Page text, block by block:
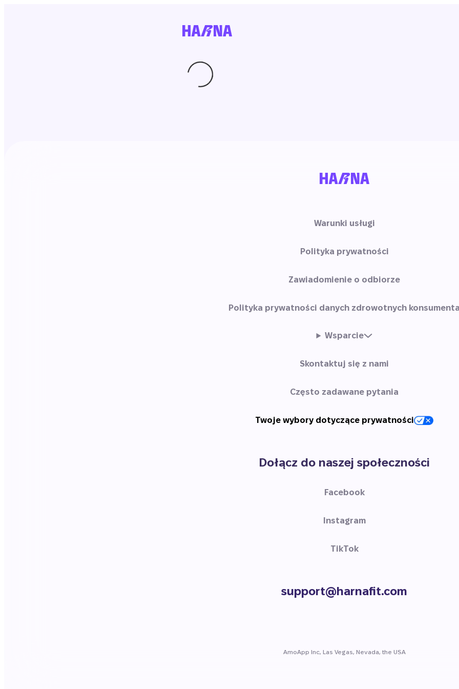
Warunki usługi
Polityka prywatności
Zawiadomienie o odbiorze
Polityka prywatności danych zdrowotnych
Wsparcie
Skontaktuj się z nami
Często zadawane pytania
Twoje wybory dotyczące prywatności
Dołącz do naszej społeczności
Facebook
Instagram
TikTok
support@harnafit.com
AmoApp Inc, Las Vegas, Nevada, the USA